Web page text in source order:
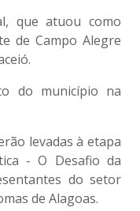
que atuou como
de Campo Alegre
do município na
levadas à etapa
- O Desafio da
do setor
de Alagoas.